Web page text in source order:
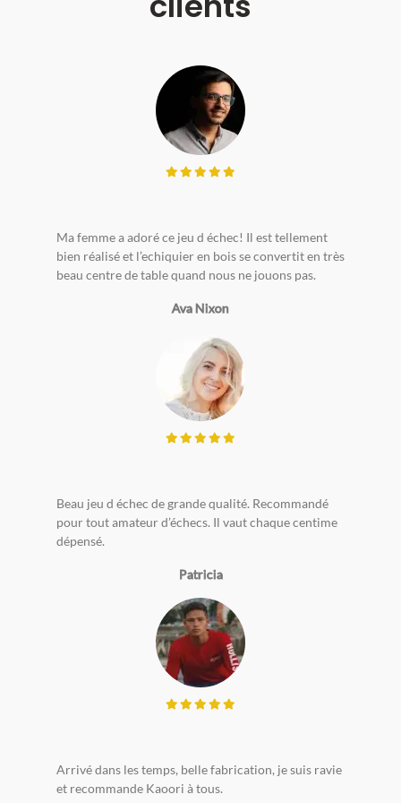
Ma femme a adoré ce jeu d échec! Il est tellement
bien réalisé et l’echiquier en bois se convertit en très
beau centre de table quand nous ne jouons pas.
Ava Nixon
Beau jeu d échec de grande qualité. Recommandé
pour tout amateur d’échecs. Il vaut chaque centime
dépensé.
Patricia
Arrivé dans les temps, belle fabrication, je suis ravie
et recommande Kaoori à tous.